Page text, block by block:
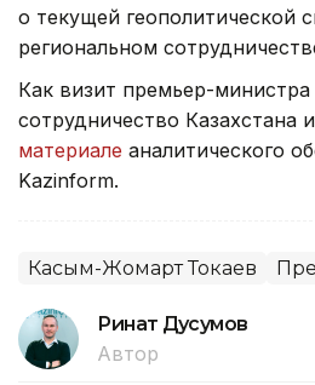
о текущей геополитической
региональном
Как визит премьер-министра
сотрудничество Казахстана
материале аналитического
Kazinform.
Касым-Жомарт Токаев
Ринат Дусумов
Автор